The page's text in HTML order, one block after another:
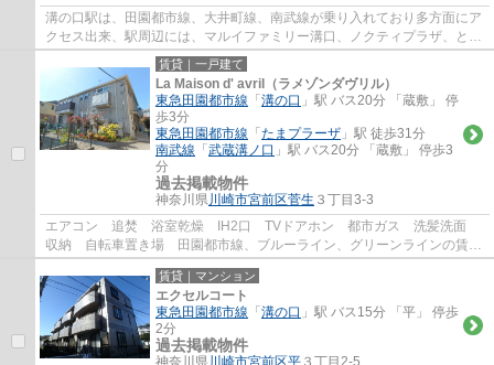
溝の口駅は、田園都市線、大井町線、南武線が乗り入れており多方面にア
クセス出来、駅周辺には、マルイファミリー溝口、ノクティプラザ、とい
ったデパートやレストラン街、イトーヨー...
賃貸｜一戸建て
La Maison d' avril（ラメゾンダヴリル）
東急田園都市線 「 溝の口 」駅 バス20分 「蔵敷」 停
歩3分
東急田園都市線 「 たまプラーザ 」駅 徒歩31分
南武線 「 武蔵溝ノ口 」駅 バス20分 「蔵敷」 停歩3
分
過去掲載物件
神奈川県川崎市宮前区菅生 ３丁目3-3
エアコン 追焚 浴室乾燥 IH2口 TVドアホン 都市ガス 洗髪洗面
収納 自転車置き場 田園都市線、ブルーライン、グリーンラインの賃貸
物件をお探しでしたら、マイホームワンにお...
賃貸｜マンション
エクセルコート
東急田園都市線 「 溝の口 」駅 バス15分 「平」 停歩
2分
過去掲載物件
神奈川県 川崎市宮前区平 ３丁目2-5